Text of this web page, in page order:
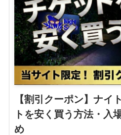
【割引クーポン】ナイ
トを安く買う方法・入
め